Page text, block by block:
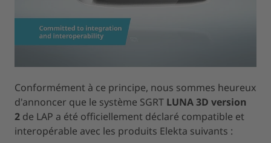
Conformément à ce principe, nous sommes heureux
d'annoncer que le système SGRT LUNA 3D version
2 de LAP a été officiellement déclaré compatible et
interopérable avec les produits Elekta suivants :